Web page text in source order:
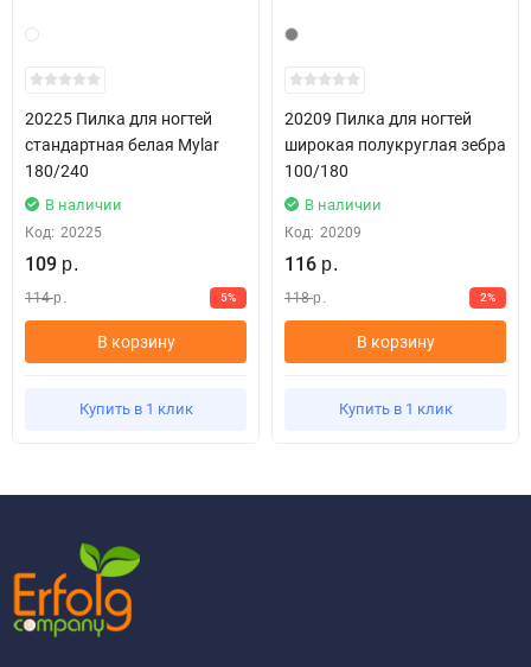
20225 Пилка для ногтей
стандартная белая Mylar
180/240
В наличии
Код: 20225
109 р.
114 р. 5%
В корзину
Купить в 1 клик
20209 Пилка для ногтей
широкая полукруглая зебра
100/180
В наличии
Код: 20209
116 р.
118 р. 2%
В корзину
Купить в 1 клик